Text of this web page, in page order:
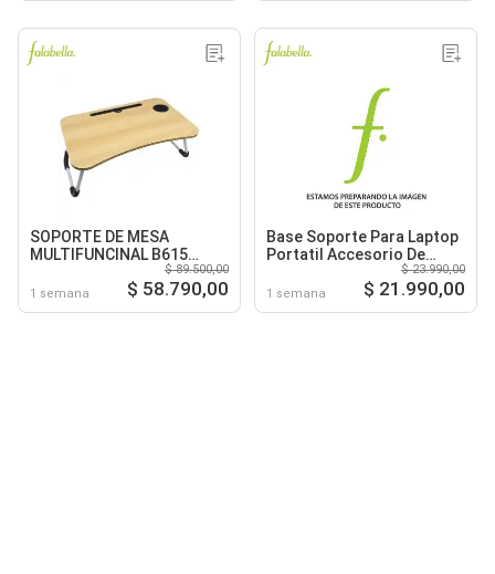
SOPORTE DE MESA
MULTIFUNCINAL B615
MADERADERA Y ACERO
60X40
1 semana
$ 89.500,00
$ 58.790,00
Base Soporte Para Laptop
Portatil Accesorio De
Mesa Refrigerante
1 semana
$ 23.990,00
$ 21.990,00